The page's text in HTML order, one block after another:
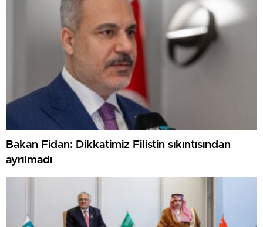
Bakan Fidan: Dikkatimiz Filistin sıkıntısından
ayrılmadı